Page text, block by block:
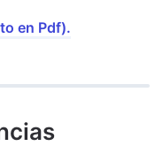
en Pdf).